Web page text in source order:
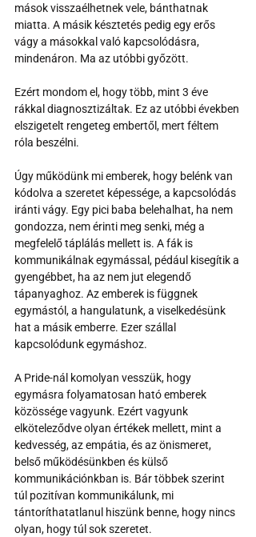
mások visszaélhetnek vele, bánthatnak
miatta. A másik késztetés pedig egy erős
vágy a másokkal való kapcsolódásra,
mindenáron. Ma az utóbbi győzött.
Ezért mondom el, hogy több, mint 3 éve
rákkal diagnosztizáltak. Ez az utóbbi években
elszigetelt rengeteg embertől, mert féltem
róla beszélni.
Úgy működünk mi emberek, hogy belénk van
kódolva a szeretet képessége, a kapcsolódás
iránti vágy. Egy pici baba belehalhat, ha nem
gondozza, nem érinti meg senki, még a
megfelelő táplálás mellett is. A fák is
kommunikálnak egymással, pédául kisegítik a
gyengébbet, ha az nem jut elegendő
tápanyaghoz. Az emberek is függnek
egymástól, a hangulatunk, a viselkedésünk
hat a másik emberre. Ezer szállal
kapcsolódunk egymáshoz.
A Pride-nál komolyan vesszük, hogy
egymásra folyamatosan ható emberek
közössége vagyunk. Ezért vagyunk
elköteleződve olyan értékek mellett, mint a
kedvesség, az empátia, és az önismeret,
belső működésünkben és külső
kommunikációnkban is. Bár többek szerint
túl pozitívan kommunikálunk, mi
tántoríthatatlanul hiszünk benne, hogy nincs
olyan, hogy túl sok szeretet.